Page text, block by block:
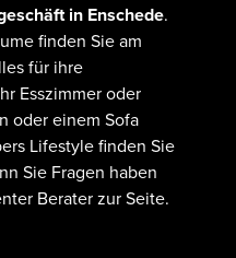
in Enschede.
finden Sie am
für ihre
Esszimmer oder
oder einem Sofa
Lifestyle finden Sie
Sie Fragen haben
Berater zur Seite.